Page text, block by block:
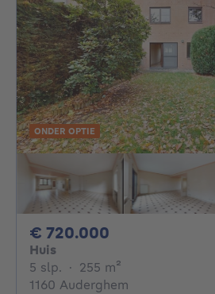
ONDER OPTIE
€ 720.000
Huis
5 slp. 5 slaapkamers
· 255 m²
1160 Auderghem